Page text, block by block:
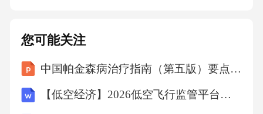
您可能关注
中国帕金森病治疗指南（第五版）要点内容解读课件
【低空经济】2026低空飞行监管平台设计方案